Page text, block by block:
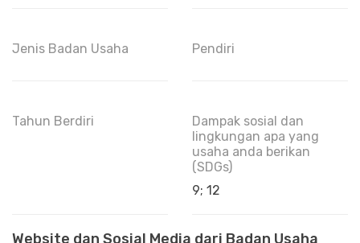
Jenis Badan Usaha Pendiri
Tahun Berdiri
Dampak sosial dan
lingkungan apa yang
usaha anda berikan
(SDGs)
9; 12
Website dan Sosial Media dari Badan Usaha